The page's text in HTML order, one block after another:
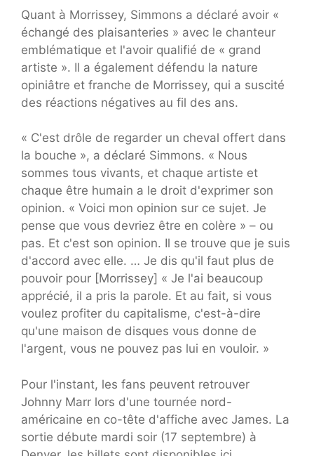
Quant à Morrissey, Simmons a déclaré avoir «
échangé des plaisanteries » avec le chanteur
emblématique et l'avoir qualifié de « grand
artiste ». Il a également défendu la nature
opiniâtre et franche de Morrissey, qui a suscité
des réactions négatives au fil des ans.
« C'est drôle de regarder un cheval offert dans
la bouche », a déclaré Simmons. « Nous
sommes tous vivants, et chaque artiste et
chaque être humain a le droit d'exprimer son
opinion. « Voici mon opinion sur ce sujet. Je
pense que vous devriez être en colère » – ou
pas. Et c'est son opinion. Il se trouve que je suis
d'accord avec elle. … Je dis qu'il faut plus de
pouvoir pour [Morrissey] « Je l'ai beaucoup
apprécié, il a pris la parole. Et au fait, si vous
voulez profiter du capitalisme, c'est-à-dire
qu'une maison de disques vous donne de
l'argent, vous ne pouvez pas lui en vouloir. »
Pour l'instant, les fans peuvent retrouver
Johnny Marr lors d'une tournée nord-
américaine en co-tête d'affiche avec James. La
sortie débute mardi soir (17 septembre) à